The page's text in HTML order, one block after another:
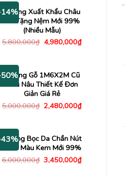
Giường Xuất Khẩu Châu
Âu Tặng Nệm Mới 99%
(Nhiều Mẫu)
5,800,000₫ Giá
gốc
4,980,000₫Giá
Giường Gỗ 1M6X2M Cũ
Màu Nâu Thiết Kế Đơn
Giản Giá Rẻ
5,000,000₫ Giá
gốc
2,480,000₫Giá
Giường Bọc Da Chần Nút
Caro Màu Kem Mới 99%
6,000,000₫ Giá
gốc
3,450,000₫Giá